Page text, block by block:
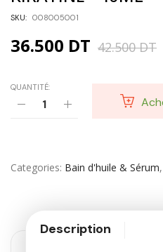
SKU: 008005001
42.500DT
36.500 DT
QUANTITÉ:
Categories Bain d'huile & Sérum,
Description